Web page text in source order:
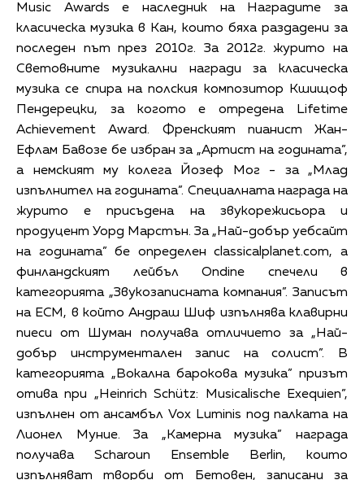
Music Awards е наследник на Наградите за
класическа музика в Кан, които бяха раздадени за
последен път през 2010г. За 2012г. журито на
Световните музикални награди за класическа
музика се спира на полския композитор Кшищоф
Пендерецки, за когото е отредена Lifetime
Achievement Award. Френският пианист Жан-
Ефлам Бавозе бе избран за „Артист на годината”,
а немският му колега Йозеф Мог - за „Млад
изпълнител на годината”. Специалната награда на
журито е присъдена на звукорежисьора и
продуцент Уорд Марстън. За „Най-добър уебсайт
на годината” бе определен classicalplanet.com, а
финландският лейбъл Ondine спечели в
категорията „Звукозаписната компания”. Записът
на ECM, в който Андраш Шиф изпълнява клавирни
пиеси от Шуман получава отличието за „Най-
добър инструментален запис на солист”. В
категорията „Вокална барокова музика” призът
отива при „Heinrich Schütz: Musicalische Exequien”,
изпълнен от ансамбъл Vox Luminis под палката на
Лионел Муние. За „Камерна музика” награда
получава Scharoun Ensemble Berlin, които
изпълняват творби от Бетовен, записани за